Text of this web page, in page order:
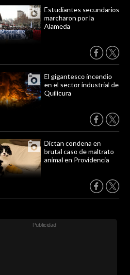
Estudiantes secundarios
marcharon por la
Alameda
El gigantesco incendio
en el sector industrial de
Quilicura
Dictan condena en
brutal caso de maltrato
animal en Providencia